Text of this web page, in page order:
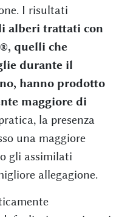
I risultati
alberi trattati con
quelli che
durante il
hanno prodotto
maggiore di
la presenza
una maggiore
gli assimilati
allegagione.